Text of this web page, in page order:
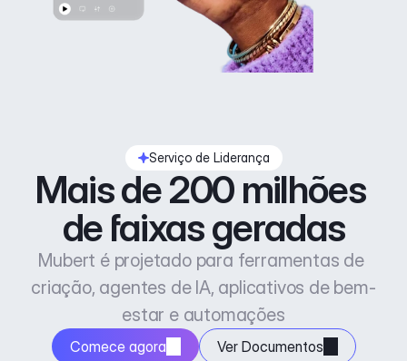
Serviço de Liderança
Mais de 200 milhões
de faixas geradas
Mubert é projetado para ferramentas de
criação, agentes de IA, aplicativos de bem-
estar e automações
Comece agora Ver Documentos